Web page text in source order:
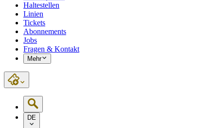
Haltestellen
Linien
Tickets
Abonnements
Jobs
Fragen & Kontakt
Mehr
DE